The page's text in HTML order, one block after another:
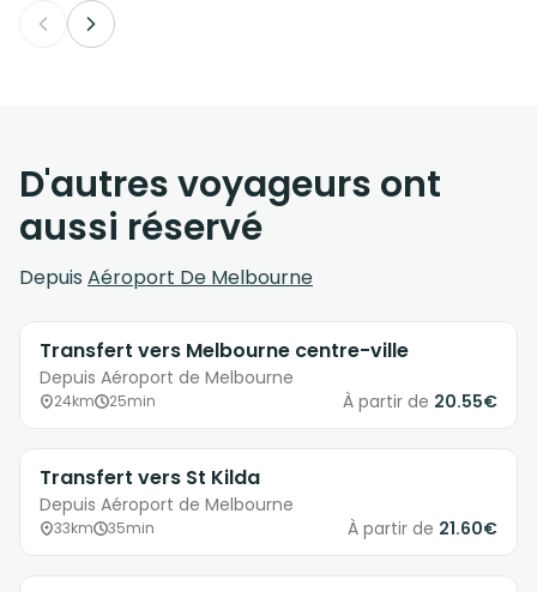
D'autres voyageurs ont
aussi réservé
Depuis Aéroport De Melbourne
Transfert vers Melbourne centre-ville
Depuis Aéroport de Melbourne
24km 25min À partir de 20.55€
Transfert vers St Kilda
Depuis Aéroport de Melbourne
33km 35min À partir de 21.60€